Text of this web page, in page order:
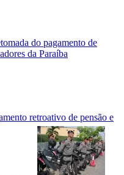
do pagamento de
da Paraíba
retroativo de pensão e